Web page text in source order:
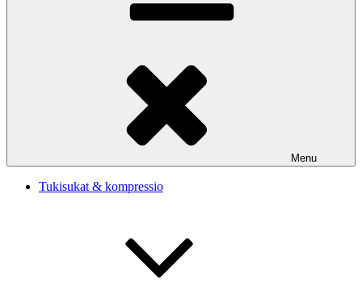
Menu
Tukisukat & kompressio